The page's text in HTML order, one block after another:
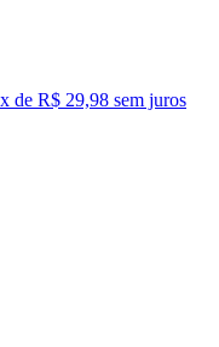
x de R$ 29,98 sem juros